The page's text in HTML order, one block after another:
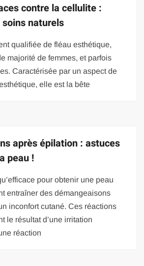
contre la cellulite :
naturels
qualifiée de fléau esthétique,
majorité de femmes, et parfois
Caractérisée par un aspect de
elle est la bête
après épilation : astuces
peau !
pour obtenir une peau
entraîner des démangeaisons
inconfort cutané. Ces réactions
le résultat d’une irritation
réaction